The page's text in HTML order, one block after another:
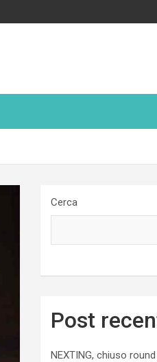
Cerca
Post
NEXTING, chiuso